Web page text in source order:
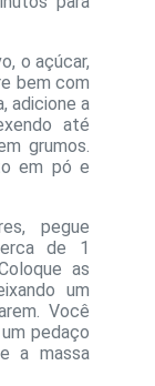
o açúcar,
bem com
adicione a
até
grumos.
em pó e
pegue
de 1
as
um
Você
pedaço
a massa